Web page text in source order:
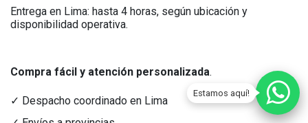
Estamos aquí!
Entrega en Lima: hasta 4 horas, según ubicación y
disponibilidad operativa.
Compra fácil y atención personalizada.
✓ Despacho coordinado en Lima